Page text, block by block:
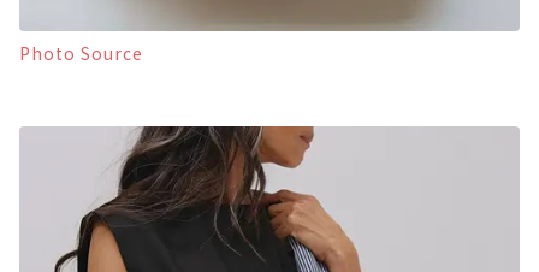
Photo Source